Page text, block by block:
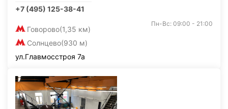
+7 (495) 125-38-41
Говорово(1,35 км)
Солнцево(930 м)
Пн-Вс: 09:00 - 21:00
ул.Главмосстроя 7а